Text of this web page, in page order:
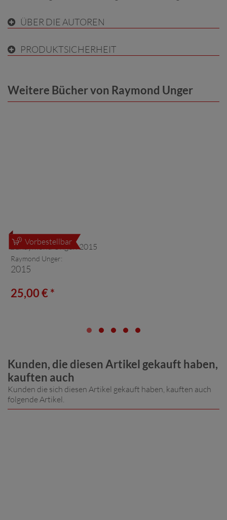
ÜBER DIE AUTOREN
PRODUKTSICHERHEIT
Weitere Bücher von Raymond Unger
Vorbestellbar
Raymond Unger:
2015
25,00 € *
Kunden, die diesen Artikel gekauft haben,
kauften auch
Kunden die sich diesen Artikel gekauft haben, kauften auch
folgende Artikel.